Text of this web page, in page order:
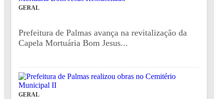
GERAL
Prefeitura de Palmas avança na revitalização da
Capela Mortuária Bom Jesus...
GERAL